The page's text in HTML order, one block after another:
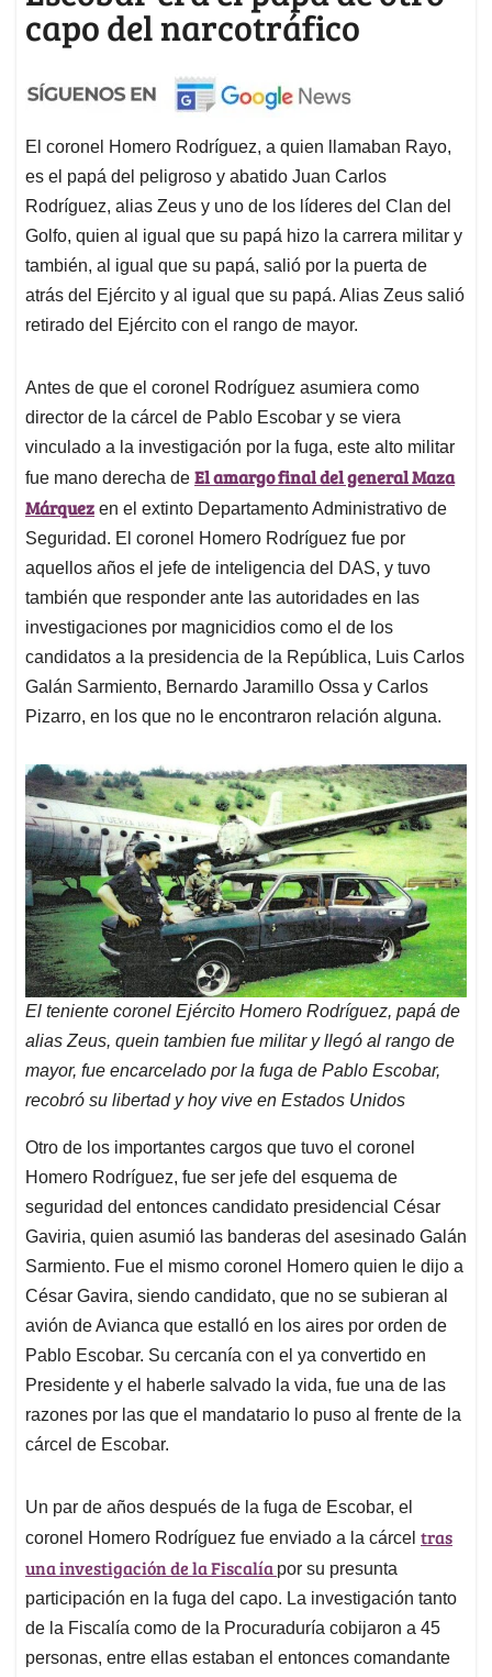
capo del narcotráfico
El coronel Homero Rodríguez, a quien llamaban Rayo,
es el papá del peligroso y abatido Juan Carlos
Rodríguez, alias Zeus y uno de los líderes del Clan del
Golfo, quien al igual que su papá hizo la carrera militar y
también, al igual que su papá, salió por la puerta de
atrás del Ejército y al igual que su papá. Alias Zeus salió
retirado del Ejército con el rango de mayor.
Antes de que el coronel Rodríguez asumiera como
director de la cárcel de Pablo Escobar y se viera
vinculado a la investigación por la fuga, este alto militar
fue mano derecha de El amargo final del generalMaza
Márquez en el extinto Departamento Administrativo de
Seguridad. El coronel Homero Rodríguez fue por
aquellos años el jefe de inteligencia del DAS, y tuvo
también que responder ante las autoridades en las
investigaciones por magnicidios como el de los
candidatos a la presidencia de la República, Luis Carlos
Galán Sarmiento, Bernardo Jaramillo Ossa y Carlos
Pizarro, en los que no le encontraron relación alguna.
El teniente coronel Ejército Homero Rodríguez, papá de
alias Zeus, quein tambien fue militar y llegó al rango de
mayor, fue encarcelado por la fuga de Pablo Escobar,
recobró su libertad y hoy vive en Estados Unidos
Otro de los importantes cargos que tuvo el coronel
Homero Rodríguez, fue ser jefe del esquema de
seguridad del entonces candidato presidencial César
Gaviria, quien asumió las banderas del asesinado Galán
Sarmiento. Fue el mismo coronel Homero quien le dijo a
César Gavira, siendo candidato, que no se subieran al
avión de Avianca que estalló en los aires por orden de
Pablo Escobar. Su cercanía con el ya convertido en
Presidente y el haberle salvado la vida, fue una de las
razones por las que el mandatario lo puso al frente de la
cárcel de Escobar.
Un par de años después de la fuga de Escobar, el
coronel Homero Rodríguez fue enviado a la cárcel tras
una investigación de la Fiscalía por su presunta
participación en la fuga del capo. La investigación tanto
de la Fiscalía como de la Procuraduría cobijaron a 45
personas, entre ellas estaban el entonces comandante